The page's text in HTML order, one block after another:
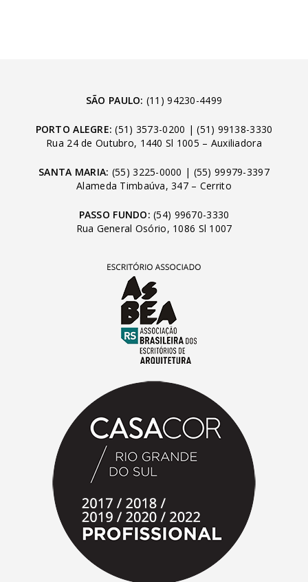
SÃO PAULO: (11) 94230-4499
PORTO ALEGRE: (51) 3573-0200 |(51) 99138-3330
Rua 24 de Outubro, 1440 Sl 1005 – Auxiliadora
SANTA MARIA: (55) 3225-0000 | (55) 99979-3397
Alameda Timbaúva, 347 – Cerrito
PASSO FUNDO: (54) 99670-3330
Rua General Osório, 1086 Sl 1007